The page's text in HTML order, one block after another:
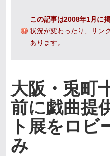
この記事は2008年1月に
状況が変わったり、リン
あります。
大阪・兎町
前に戯曲提
ト展をロビ
み